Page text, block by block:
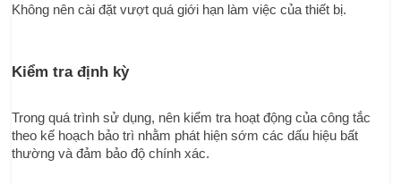
Không nên cài đặt vượt quá giới hạn làm việc của thiết bị.
Kiểm tra định kỳ
Trong quá trình sử dụng, nên kiểm tra hoạt động của công tắc
theo kế hoạch bảo trì nhằm phát hiện sớm các dấu hiệu bất
thường và đảm bảo độ chính xác.